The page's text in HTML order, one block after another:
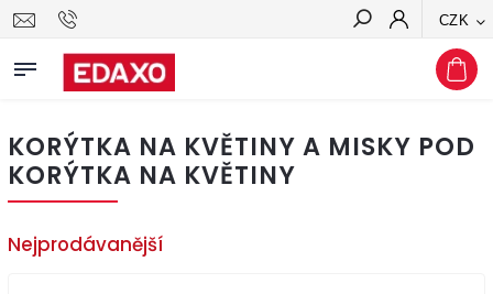
CZK
Hledat
KORÝTKA NA KVĚTINY A MISKY POD
KORÝTKA NA KVĚTINY
Nejprodávanější